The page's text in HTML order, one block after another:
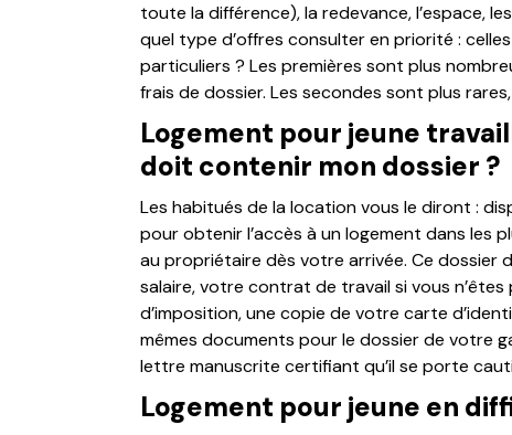
toute la différence), la redevance, l’espace,
quel type d’offres consulter en priorité :
particuliers ? Les premières sont plus
frais de dossier. Les secondes sont plus
Logement pour jeune
doit contenir mon dossier ?
Les habitués de la location vous le diront :
pour obtenir l’accès à un logement dans les
au propriétaire dès votre arrivée. Ce
salaire, votre contrat de travail si vous
d’imposition, une copie de votre carte
mêmes documents pour le dossier de votre
lettre manuscrite certifiant qu’il se porte
Logement pour jeune en